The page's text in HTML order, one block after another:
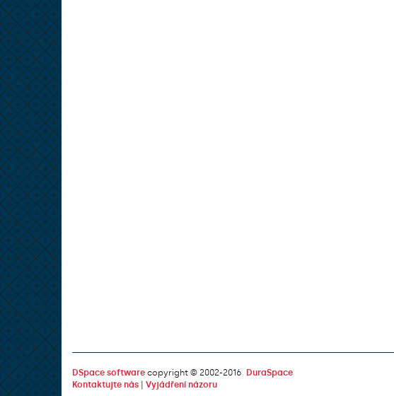
DSpace software copyright © 2002-2016
DuraSpace
Kontaktujte nás
Vyjádření názoru